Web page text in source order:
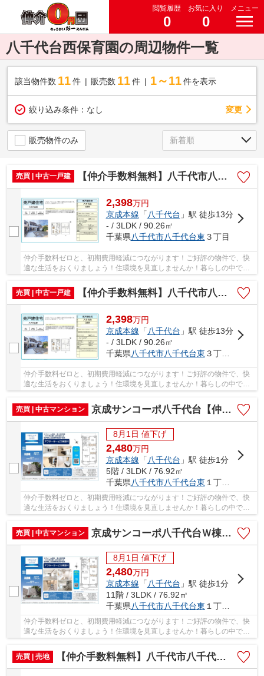
閲覧履歴
0
お気に入り
0
メニュー
八千代台西保育園の周辺物件一覧
該当物件数 11件 販売数 11 件 1～11 件を表示
絞り込み条件： なし 変更
販売物件のみ
売買 | 中古一戸建 【仲介手数料無料】八千代市八千代台東 中古戸建て
2,398万円
京成本線 「八千代台 」駅 徒歩13分
- / 3LDK / 90.26㎡
千葉県八千代市八千代台東 ３丁目
仲介手数料ゼロと、初期費用軽減につながります！ご好評の物件で、快
適な生活をおくりましょう！住環境を見直しませんか！暮らしの中で
売買 | 中古一戸建
【仲介手数料無料】八千代市八千代台東 中古戸建て
2,398万円
京成本線 「八千代台 」駅 徒歩13分
- / 3LDK / 90.26㎡
千葉県八千代市八千代台東 ３丁目7-6
仲介手数料ゼロと、初期費用軽減につながります！ご好評の物件で、快
適な生活をおくりましょう！住環境を見直しませんか！暮らしの中で
売買 | 中古マンション
京成サンコーポ八千代台【仲介手数料無料】
8月1日 値下げ
2,480万円
京成本線 「 八千代台 」駅 徒歩1分
5階 / 3LDK / 76.92㎡
千葉県八千代市八千代台東 １丁目15-3
仲介手数料ゼロと、初期費用軽減につながります！ご好評の物件で、快
適な生活をおくりましょう！住環境を見直しませんか！暮らしの中で
売買 | 中古マンション
京成サンコーポ八千代台Ｗ棟【仲介手数料無料】
8月1日 値下げ
2,480万円
京成本線 「 八千代台 」駅 徒歩1分
11階 / 3LDK / 76.92㎡
千葉県八千代市八千代台東 １丁目15-3
仲介手数料ゼロと、初期費用軽減につながります！ご好評の物件で、快
適な生活をおくりましょう！住環境を見直しませんか！暮らしの中で
も、住居は充実した生活を送るための大きな役割...
売買 | 売地
【仲介手数料無料】八千代市八千代台西 建築条件なし売地